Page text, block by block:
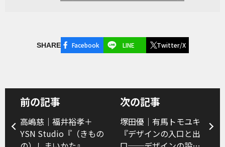
SHARE Facebook LINE Twitter/X
前の記事
高嶋慈｜福井裕孝＋
YSN Studio『（きもの
次の記事
塚田優｜有馬トモユキ
『デザインの入口と出